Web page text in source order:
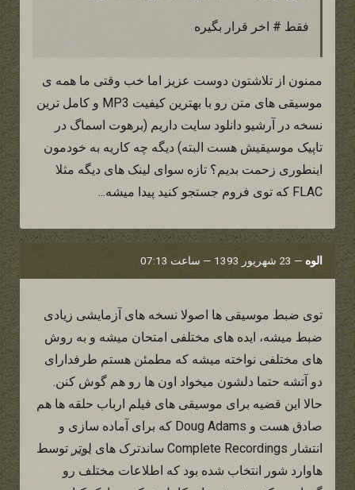
فقط # اخر قرار بگیره
ممنون از تلاشتون دوست عزیز اما خب وقتی ما همه ی
موسیقی های متن رو با بهترین کیفیت MP3 و کامل ترین
نسخه در آرشیو دانلود سایت داریم (برهوت اسماگ در
تاپیک موسیقیش هست البته) دیگه چه کاریه به خودمون
اینطوری زحمت بدیم؟ تازه سوای لینک های دیگه مثلا
FLAC که توی فروم جستجو کنید پیدا میشه...
الوه — 23 شهریور 1393 — ساعت 07:13
توی ضبط موسیقی ها اصولا نسخه های آزمایشی زیادی
ضبط میشه، ایده های مختلفی امتحان میشه و به روش
های مختلفی نواخته میشه که مطمئن هستم طرفدارای
دو آتشه حتما دلشون میخواد اون ها رو هم گوش کنن.
حالا این قضیه برای موسیقی های فیلم ارباب حلقه ها هم
صادق هست و Doug Adams که برای آماده سازی و
انتشار Complete Recordings ساندترک های
لوتر توسط
هاوارد شور انتخاب شده بود که اطلاعات مختلف رو